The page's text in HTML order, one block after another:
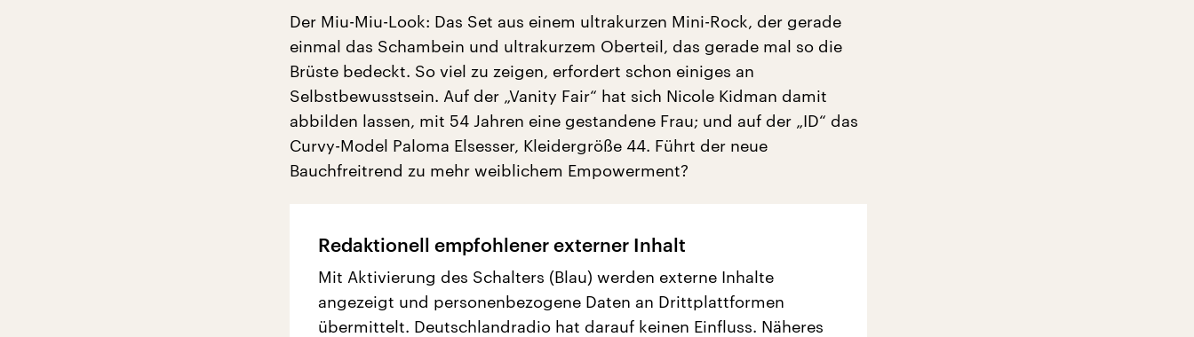
Der Miu-Miu-Look: Das Set aus einem ultrakurzen Mini-Rock, der gerade
einmal das Schambein und ultrakurzem Oberteil, das gerade mal so die
Brüste bedeckt. So viel zu zeigen, erfordert schon einiges an
Selbstbewusstsein. Auf der „Vanity Fair“ hat sich Nicole Kidman damit
abbilden lassen, mit 54 Jahren eine gestandene Frau; und auf der „ID“ das
Curvy-Model Paloma Elsesser, Kleidergröße 44. Führt der neue
Bauchfreitrend zu mehr weiblichem Empowerment?
Redaktionell empfohlener externer Inhalt
Mit Aktivierung des Schalters (Blau) werden externe Inhalte
angezeigt und personenbezogene Daten an Drittplattformen
übermittelt. Deutschlandradio hat darauf keinen Einfluss. Näheres